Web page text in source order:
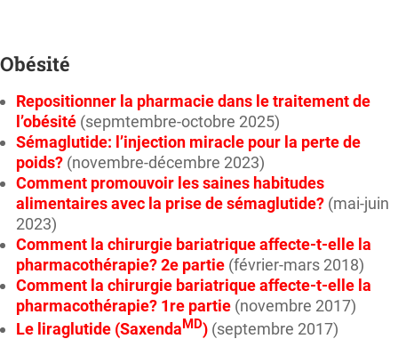
Obésité
Repositionner la pharmacie dans le traitement de
l’obésité (sepmtembre-octobre 2025)
Sémaglutide: l’injection miracle pour la perte de
poids? (novembre-décembre 2023)
Comment promouvoir les saines habitudes
alimentaires avec la prise de sémaglutide? (mai-juin
2023)
Comment la chirurgie bariatrique affecte-t-elle la
pharmacothérapie? 2e partie (février-mars 2018)
Comment la chirurgie bariatrique affecte-t-elle la
pharmacothérapie? 1re partie (novembre 2017)
Le liraglutide (SaxendaMD) (septembre 2017)